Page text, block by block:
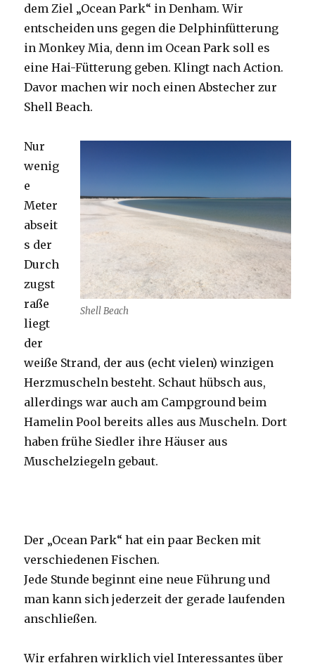
dem Ziel „Ocean Park“ in Denham. Wir
entscheiden uns gegen die Delphinfütterung
in Monkey Mia, denn im Ocean Park soll es
eine Hai-Fütterung geben. Klingt nach Action.
Davor machen wir noch einen Abstecher zur
Shell Beach.
Shell Beach
Nur
wenig
e
Meter
abseit
s der
Durch
zugst
raße
liegt
der
weiße Strand, der aus (echt vielen) winzigen
Herzmuscheln besteht. Schaut hübsch aus,
allerdings war auch am Campground beim
Hamelin Pool bereits alles aus Muscheln. Dort
haben frühe Siedler ihre Häuser aus
Muschelziegeln gebaut.
Der „Ocean Park“ hat ein paar Becken mit
verschiedenen Fischen.
Jede Stunde beginnt eine neue Führung und
man kann sich jederzeit der gerade laufenden
anschließen.
Wir erfahren wirklich viel Interessantes über